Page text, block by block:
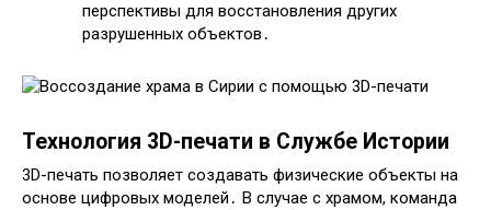
перспективы для восстановления других
разрушенных объектов․
Технология 3D-печати в Службе Истории
3D-печать позволяет создавать физические объекты на
основе цифровых моделей․ В случае с храмом, команда